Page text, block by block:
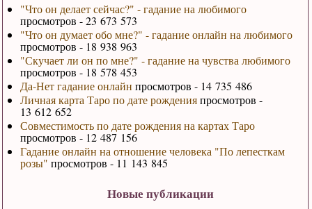
"Что он делает сейчас?" - гадание на любимого
просмотров - 23 673 573
"Что он думает обо мне?" - гадание онлайн на любимого
просмотров - 18 938 963
"Скучает ли он по мне?" - гадание на чувства любимого
просмотров - 18 578 453
Да-Нет гадание онлайн просмотров - 14 735 486
Личная карта Таро по дате рожденияпросмотров -
13 612 652
Совместимость по дате рождения на картах Таро
просмотров - 12 487 156
Гадание онлайн на отношение человека "По лепесткам
розы" просмотров - 11 143 845
Новые публикации